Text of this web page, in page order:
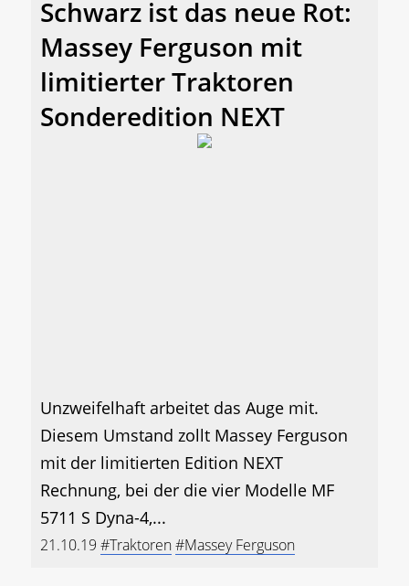
Schwarz ist das neue Rot:
Massey Ferguson mit
limitierter Traktoren
Sonderedition NEXT
Unzweifelhaft arbeitet das Auge mit.
Diesem Umstand zollt Massey Ferguson
mit der limitierten Edition NEXT
Rechnung, bei der die vier Modelle MF
5711 S Dyna-4,...
21.10.19 #Traktoren#Massey Ferguson